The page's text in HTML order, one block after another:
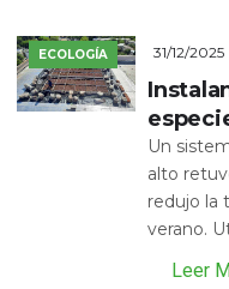
ECOLOGÍA 31/12/2025
Un
alto
redujo la
verano.
Leer